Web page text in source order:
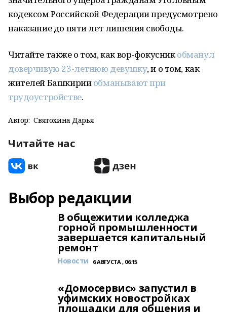
кодексом Российской Федерации предусмотрено
наказание до пяти лет лишения свободы.
Читайте также о том, как вор-фокусникобманул
доверчивую 23-летнюю девушку, и о том, как
жителей Башкирииобманывают при
трудоустройстве.
Автор: Святохина Дарья
Читайте нас
Выбор редакции
В общежитии колледжа
горной промышленности
завершается капитальный
ремонт
Новости 6 АВГУСТА , 06:15
«Домосервис» запустил в
уфимских новостройках
площадки для общения и